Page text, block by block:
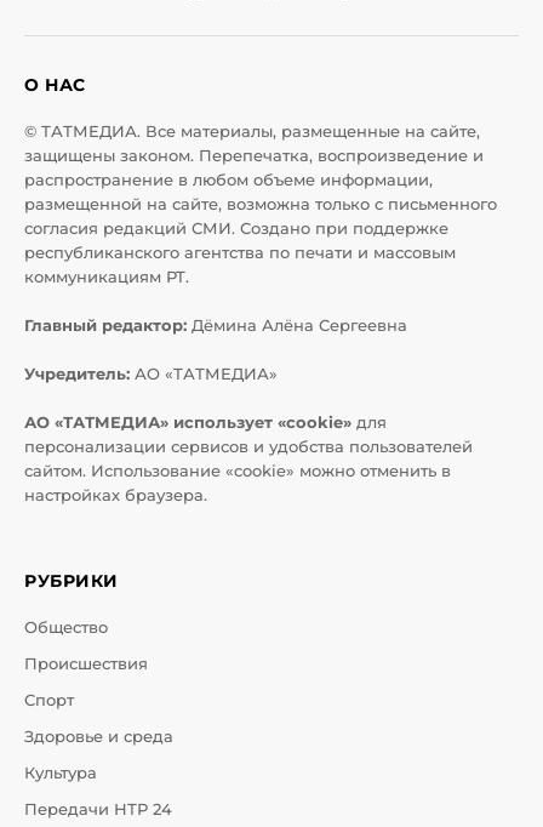
О НАС
© ТАТМЕДИА. Все материалы, размещенные на сайте,
защищены законом. Перепечатка, воспроизведение и
распространение в любом объеме информации,
размещенной на сайте, возможна только с письменного
согласия редакций СМИ. Создано при поддержке
республиканского агентства по печати и массовым
коммуникациям РТ.
Главный редактор: Дёмина Алёна Сергеевна
Учредитель: АО «ТАТМЕДИА»
АО «ТАТМЕДИА» использует «cookie» для
персонализации сервисов и удобства пользователей
сайтом. Использование «cookie» можно отменить в
настройках браузера.
РУБРИКИ
Общество
Происшествия
Спорт
Здоровье и среда
Культура
Передачи НТР 24